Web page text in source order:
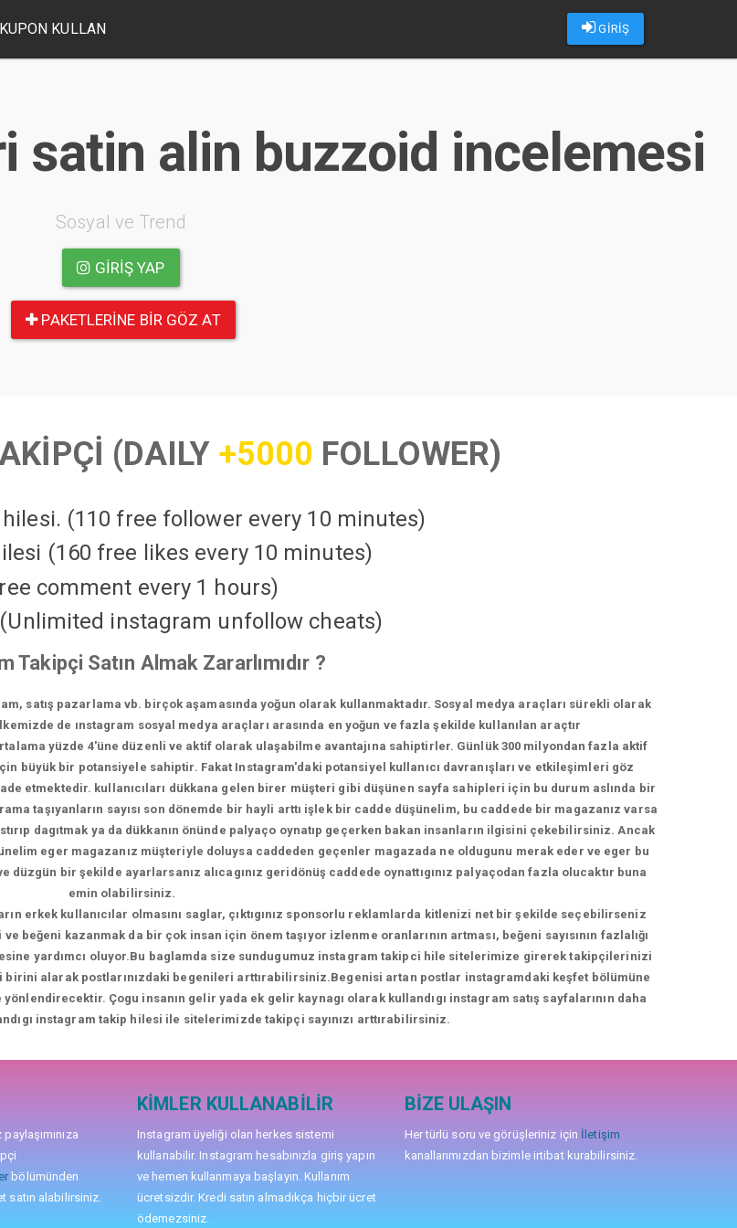
GİRİŞ
KUPON KULLAN
satin alin buzzoid incelemesi
Sosyal ve Trend
GIRIŞ YAP
PAKETLERINE BIR GÖZ AT
(DAILY +5000 FOLLOWER)
hilesi. (110 free follower every 10 minutes)
(160 free likes every 10 minutes)
comment every 1 hours)
instagram unfollow cheats)
Takipçi Satın Almak Zararlımıdır ?
satış pazarlama vb. birçok aşamasında yoğun olarak kullanmaktadır. Sosyal medya araçları sürekli olarak
de ınstagram sosyal medya araçları arasında en yoğun ve fazla şekilde kullanılan araçtır
yüzde 4'üne düzenli ve aktif olarak ulaşabilme avantajına sahiptirler. Günlük 300 milyondan fazla aktif
büyük bir potansiyele sahiptir. Fakat Instagram'daki potansiyel kullanıcı davranışları ve etkileşimleri göz
etmektedir. kullanıcıları dükkana gelen birer müşteri gibi düşünen sayfa sahipleri için bu durum aslında bir
taşıyanların sayısı son dönemde bir hayli arttı işlek bir cadde düşünelim, bu caddede bir magazanız varsa
dagıtmak ya da dükkanın önünde palyaço oynatıp geçerken bakan insanların ilgisini çekebilirsiniz. Ancak
eger magazanız müşteriyle doluysa caddeden geçenler magazada ne oldugunu merak eder ve eger bu
bir şekilde ayarlarsanız alıcagınız geridönüş caddede oynattıgınız palyaçodan fazla olucaktır buna
emin olabilirsiniz.
erkek kullanıcılar olmasını saglar, çıktıgınız sponsorlu reklamlarda kitlenizi net bir şekilde seçebilirseniz
beğeni kazanmak da bir çok insan için önem taşıyor izlenme oranlarının artması, beğeni sayısının fazlalığı
yardımcı oluyor.Bu baglamda size sundugumuz instagram takipci hile sitelerimize girerek takipçilerinizi
alarak postlarınızdaki begenileri arttırabilirsiniz.Begenisi artan postlar instagramdaki keşfet bölümüne
Çogu insanın gelir yada ek gelir kaynagı olarak kullandıgı instagram satış sayfalarının daha
instagram takip hilesi ile sitelerimizde takipçi sayınızı arttırabilirsiniz.
bölümünden
satın alabilirsiniz.
KIMLER KULLANABILIR
Instagram üyeliği olan herkes sistemi
kullanabilir. Instagram hesabınızla giriş yapın
ve hemen kullanmaya başlayın. Kullanım
ücretsizdir. Kredi satın almadıkça hiçbir ücret
ödemezsiniz.
BIZE ULAŞIN
Her türlü soru ve görüşleriniz için İletişim
kanallarımızdan bizimle irtibat kurabilirsiniz.